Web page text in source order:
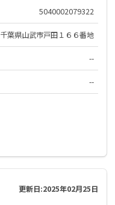
5040002079322
千葉県山武市戸田１６６番地
--
--
更新日:2025年02月25日